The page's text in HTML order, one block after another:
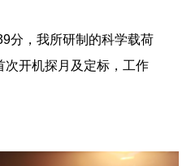
分，我所研制的科学载荷
次开机探月及定标，工作